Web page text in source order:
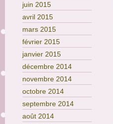
juin 2015
avril 2015
mars 2015
février 2015
janvier 2015
décembre 2014
novembre 2014
octobre 2014
septembre 2014
août 2014